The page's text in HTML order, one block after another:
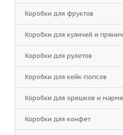
Коробки для фруктов
Коробки для куличей и
Коробки для рулетов
Коробки для кейк-попсов
Коробки для орешков и
Коробки для конфет